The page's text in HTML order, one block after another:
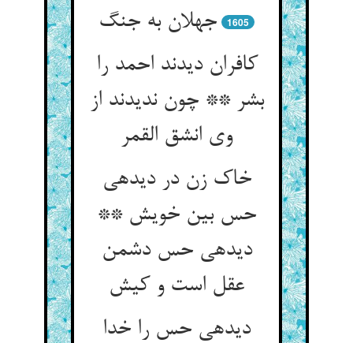
جهلان به جنگ‏
1605
کافران دیدند احمد را
بشر ** چون ندیدند از
وی انشق القمر
خاک زن در دیده‏ی
حس بین خویش **
دیده‏ی حس دشمن
عقل است و کیش‏
دیده‏ی حس را خدا